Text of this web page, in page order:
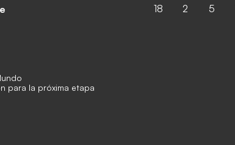
para la próxima etapa
18 2 5